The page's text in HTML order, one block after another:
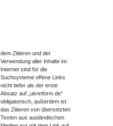
dem Zitieren und der
Verwendung aller Inhalte im
Internet sind für die
Suchsysteme offene Links
nicht tiefer als der erste
Absatz auf „ukrinform.de“
obligatorisch, außerdem ist
das Zitieren von übersetzten
Texten aus ausländischen